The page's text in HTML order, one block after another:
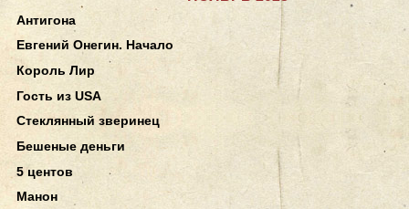
Антигона
Евгений Онегин. Начало
Король Лир
Гость из USA
Стеклянный зверинец
Бешеные деньги
5 центов
Манон